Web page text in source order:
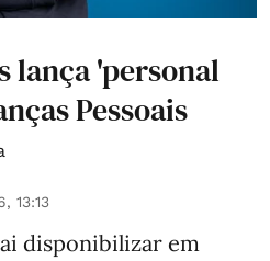
lança 'personal
Pessoais
13:13
disponibilizar em